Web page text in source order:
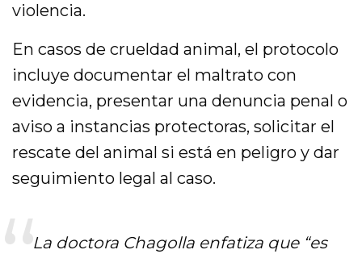
violencia.
En casos de crueldad animal, el protocolo
incluye documentar el maltrato con
evidencia, presentar una denuncia penal o
aviso a instancias protectoras, solicitar el
rescate del animal si está en peligro y dar
seguimiento legal al caso.
La doctora Chagolla enfatiza que “es